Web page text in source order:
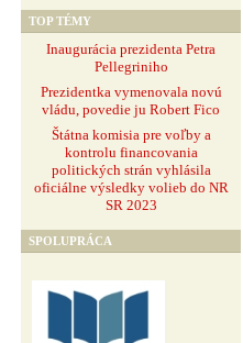
TOP TÉMY
Inaugurácia prezidenta Petra
Pellegriniho
Prezidentka vymenovala novú
vládu, povedie ju Robert Fico
Štátna komisia pre voľby a
kontrolu financovania
politických strán vyhlásila
oficiálne výsledky volieb do NR
SR 2023
SPOLUPRÁCA